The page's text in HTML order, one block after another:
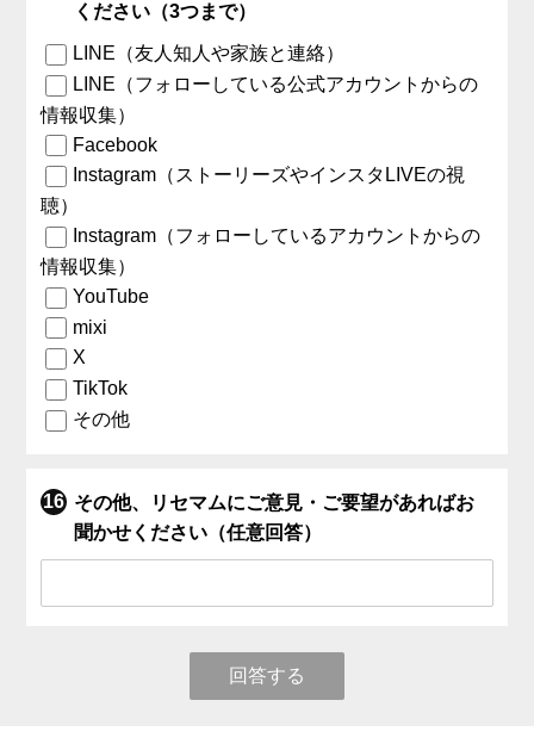
ください（3つまで）
LINE（友人知人や家族と連絡）
LINE（フォローしている公式アカウントからの
情報収集）
Facebook
Instagram（ストーリーズやインスタLIVEの視
聴）
Instagram（フォローしているアカウントからの
情報収集）
YouTube
mixi
X
TikTok
その他
その他、リセマムにご意見・ご要望があればお
聞かせください（任意回答）
回答する